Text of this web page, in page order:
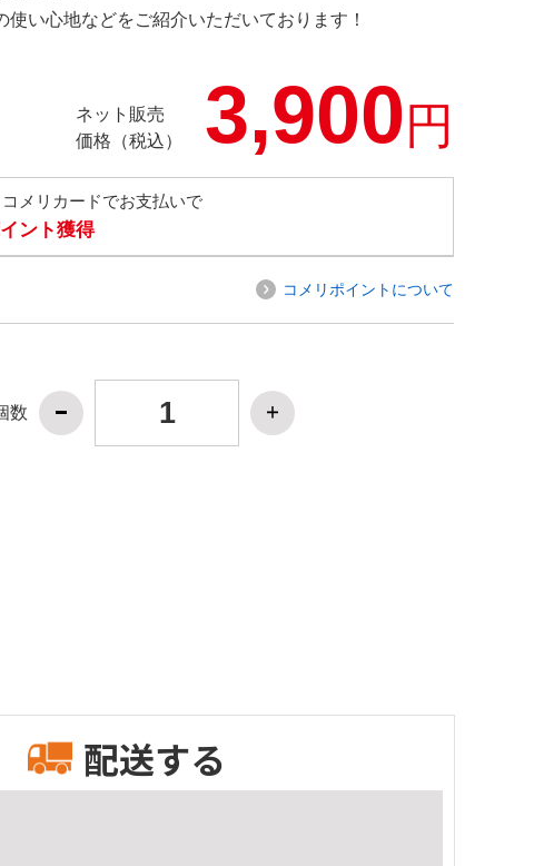
使い心地などをご紹介いただいております！
ネット販売
価格（税込）
3,900円
メリカードでお支払いで
ント獲得
コメリポイントについて
数
配送する